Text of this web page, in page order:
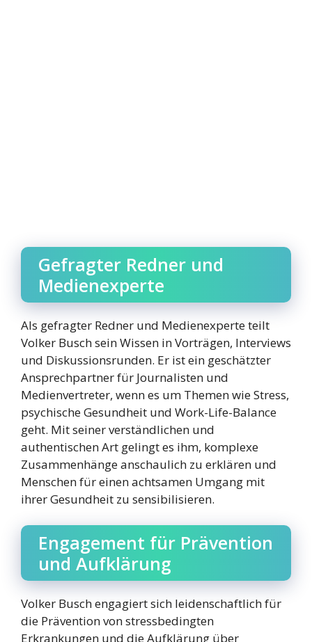
Gefragter Redner und
Medienexperte
Als gefragter Redner und Medienexperte teilt
Volker Busch sein Wissen in Vorträgen, Interviews
und Diskussionsrunden. Er ist ein geschätzter
Ansprechpartner für Journalisten und
Medienvertreter, wenn es um Themen wie Stress,
psychische Gesundheit und Work-Life-Balance
geht. Mit seiner verständlichen und
authentischen Art gelingt es ihm, komplexe
Zusammenhänge anschaulich zu erklären und
Menschen für einen achtsamen Umgang mit
ihrer Gesundheit zu sensibilisieren.
Engagement für Prävention
und Aufklärung
Volker Busch engagiert sich leidenschaftlich für
die Prävention von stressbedingten
Erkrankungen und die Aufklärung über